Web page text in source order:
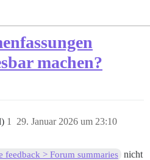
machen?
29. Januar 2026 um 23:10
1
feedback > Forum summaries nicht